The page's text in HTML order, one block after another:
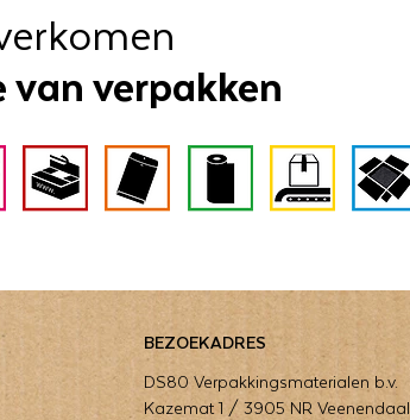
van verpakken
BEZOEKADRES
DS80 Verpakkingsmaterialen b.v.
Kazemat 1 / 3905 NR Veenendaal